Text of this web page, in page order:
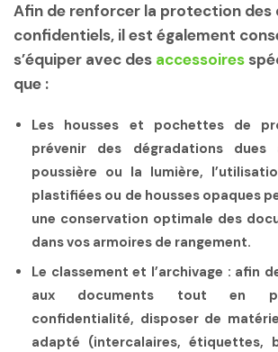
Afin de renforcer la protection des
confidentiels, il est également
s’équiper avec des accessoires
que :
Les housses et pochettes de
prévenir des dégradations dues
poussière ou la lumière,
plastifiées ou de housses opaques
une conservation optimale des
dans vos armoires de rangement.
Le classement et l’archivage : afin
aux documents tout en
confidentialité, disposer de
adapté (intercalaires, étiquettes,